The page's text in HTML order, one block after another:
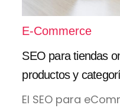
E-Commerce
SEO para tiendas
productos y
El SEO para